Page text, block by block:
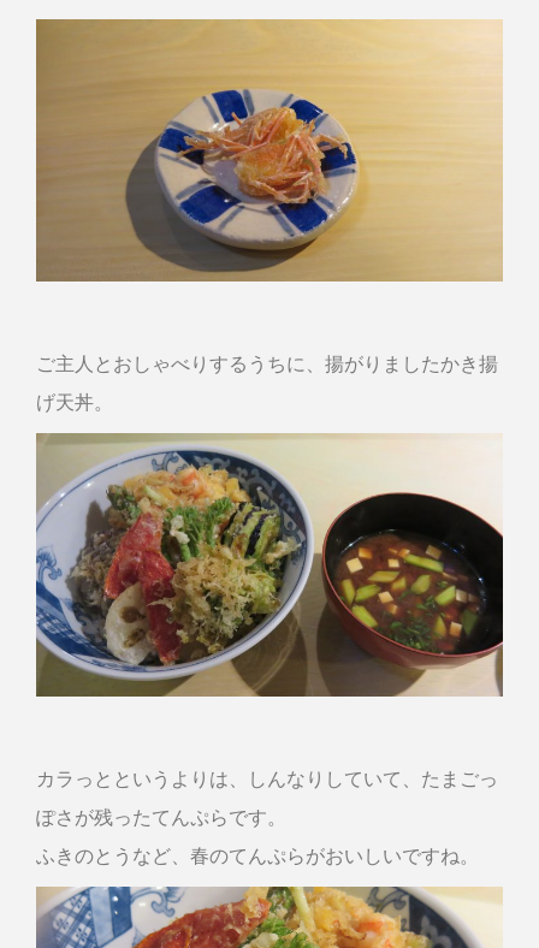
ご主人とおしゃべりするうちに、揚がりましたかき揚
げ天丼。
カラっとというよりは、しんなりしていて、たまごっ
ぽさが残ったてんぷらです。
ふきのとうなど、春のてんぷらがおいしいですね。